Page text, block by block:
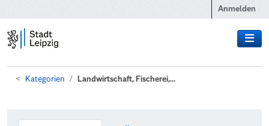
Anmelden
Kategorien Landwirtschaft, Fischerei,...